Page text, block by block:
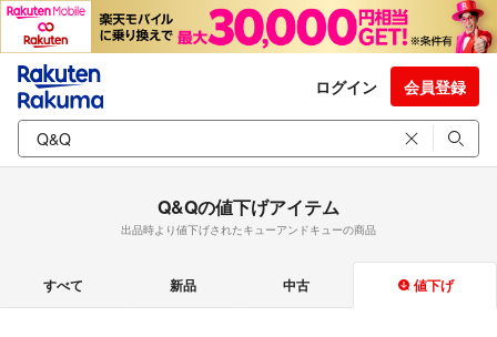
ログイン 会員登録
Q&Qの値下げアイテム
出品時より値下げされたキューアンドキューの商品
すべて 新品 中古 値下げ